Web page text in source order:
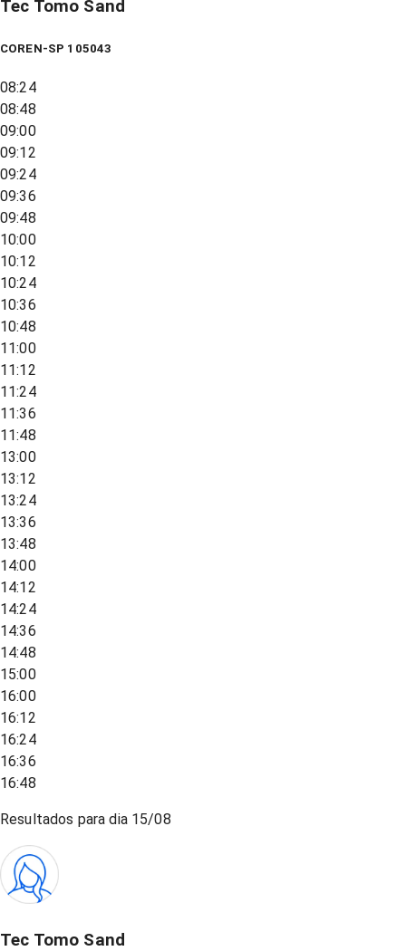
Tec Tomo Sand
COREN-SP 105043
08:24
08:48
09:00
09:12
09:24
09:36
09:48
10:00
10:12
10:24
10:36
10:48
11:00
11:12
11:24
11:36
11:48
13:00
13:12
13:24
13:36
13:48
14:00
14:12
14:24
14:36
14:48
15:00
16:00
16:12
16:24
16:36
16:48
Resultados para dia 15/08
Tec Tomo Sand